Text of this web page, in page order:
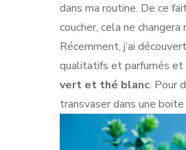
dans ma routine. De ce
coucher, cela ne
Récemment, j’ai
qualitatifs et parfumés et
vert et thé blanc. Pour
transvaser dans une